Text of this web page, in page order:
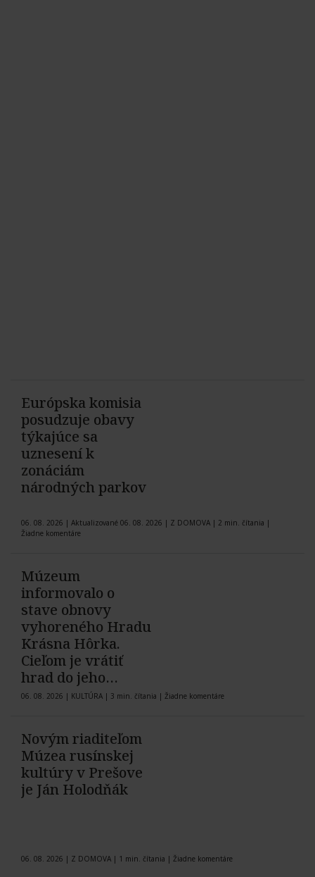
Európska komisia
posudzuje obavy
týkajúce sa
uznesení k
zonáciám
národných parkov
06. 08. 2026 | Aktualizované 06. 08. 2026 | Z DOMOVA | 2 min. čítania |
Žiadne komentáre
Múzeum
informovalo o
stave obnovy
vyhoreného Hradu
Krásna Hôrka.
Cieľom je vrátiť
hrad do jeho
pôvodnej podoby z
06. 08. 2026 | KULTÚRA | 3 min. čítania | Žiadne komentáre
Novým riaditeľom
Múzea rusínskej
kultúry v Prešove
je Ján Holodňák
06. 08. 2026 | Z DOMOVA | 1 min. čítania | Žiadne komentáre